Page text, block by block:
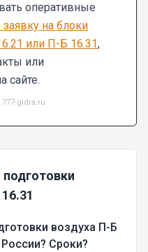
оперативные
заявку на блоки
или П-Б 16.31,
или
сайте.
gidra.ru
воздуха П-Б
Сроки?